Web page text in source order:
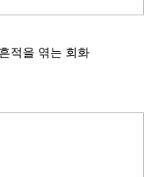
적을 엮는 회화